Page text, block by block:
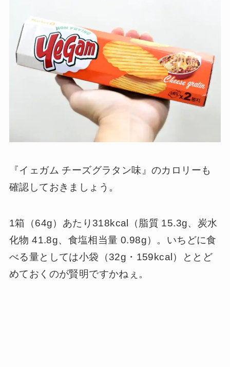
『イェガム チーズグラタン味』のカロリーも
確認しておきましょう。
1箱（64g）あたり318kcal（脂質 15.3g、炭水
化物 41.8g、食塩相当量 0.98g）。いちどに食
べる量としては小袋（32g・159kcal）ととど
めておくのが賢明ですかねぇ。